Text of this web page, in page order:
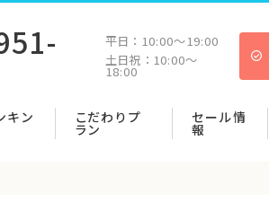
平日： 10:00〜19:00
土日祝： 10:00〜
18:00
キン こだわりプ
ラン
セール情
報